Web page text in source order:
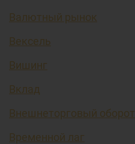
Валютный рынок
Вексель
Вишинг
Вклад
Внешнеторговый оборот
Временной лаг